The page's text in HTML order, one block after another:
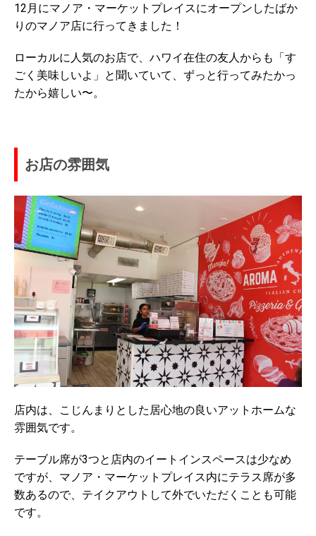
12月にマノア・マーケットプレイスにオープンしたばか
りのマノア店に行ってきました！
ローカルに人気のお店で、ハワイ在住の友人からも「す
ごく美味しいよ」と聞いていて、ずっと行ってみたかっ
たから嬉しい〜。
お店の雰囲気
店内は、こじんまりとした居心地の良いアットホームな
雰囲気です。
テーブル席が3つと店内のイートインスペースは少なめ
ですが、マノア・マーケットプレイス内にテラス席が多
数あるので、テイクアウトして外でいただくことも可能
です。